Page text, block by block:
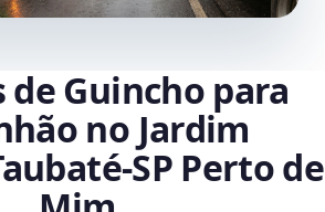
de Guincho para
no Jardim
Perto de